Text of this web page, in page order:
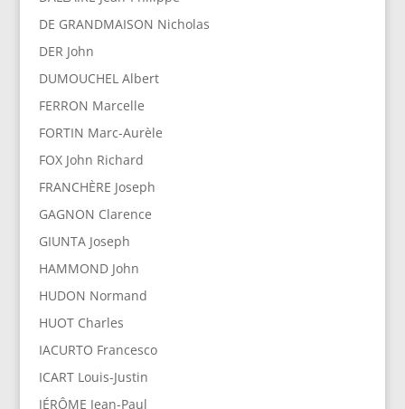
DE GRANDMAISON Nicholas
DER John
DUMOUCHEL Albert
FERRON Marcelle
FORTIN Marc-Aurèle
FOX John Richard
FRANCHÈRE Joseph
GAGNON Clarence
GIUNTA Joseph
HAMMOND John
HUDON Normand
HUOT Charles
IACURTO Francesco
ICART Louis-Justin
JÉRÔME Jean-Paul